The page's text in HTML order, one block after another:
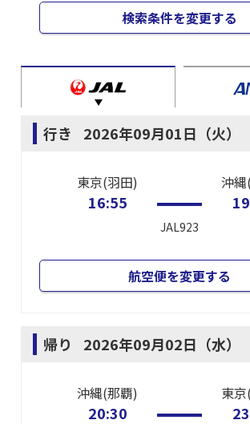
検索条件を変更する
行き 2026年09月01日（火）
東京(羽田)
16:55
JAL923
沖
航空便を変更する
帰り 2026年09月02日（水）
沖縄(那覇)
20:30
東